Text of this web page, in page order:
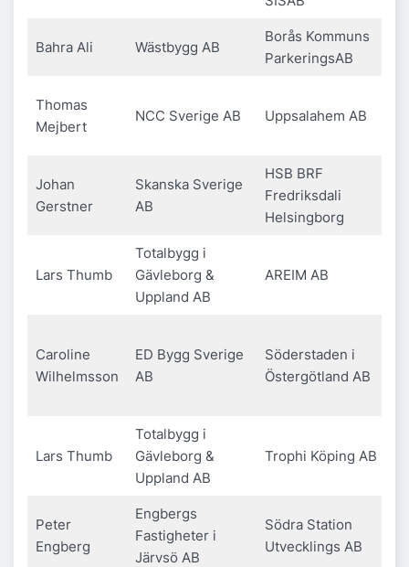
Bahra Ali Wästbygg AB
Borås Kommuns
ParkeringsAB
Thomas
Mejbert
NCC Sverige AB Uppsalahem AB
Johan
Gerstner
Skanska Sverige
AB
HSB BRF
Fredriksdali
Helsingborg
Lars Thumb
Totalbygg i
Gävleborg &
Uppland AB
AREIM AB
Caroline
Wilhelmsson
ED Bygg Sverige
AB
Söderstaden i
Östergötland AB
Lars Thumb
Totalbygg i
Gävleborg &
Uppland AB
Trophi Köping AB
Peter
Engberg
Engbergs
Fastigheter i
Järvsö AB
Södra Station
Utvecklings AB